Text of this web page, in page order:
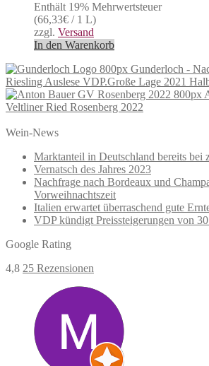
Enthält 19% Mehrwertsteuer
(66,33€ / 1 L)
zzgl. Versand
In den Warenkorb
Gunderloch -
Riesling Auslese VDP.Große Lage 2021
Veltliner Ried Rosenberg 2022
Wein-News
Marktanteil in Deutschland bereits bei
Vernatsch des Jahres 2023
Nachfrage nach Bordeaux und
Vorweihnachtszeit
Italien erwartet überraschend gute
VDP kündigt Preissteigerungen von
Google Rating
4,8 25 Rezensionen